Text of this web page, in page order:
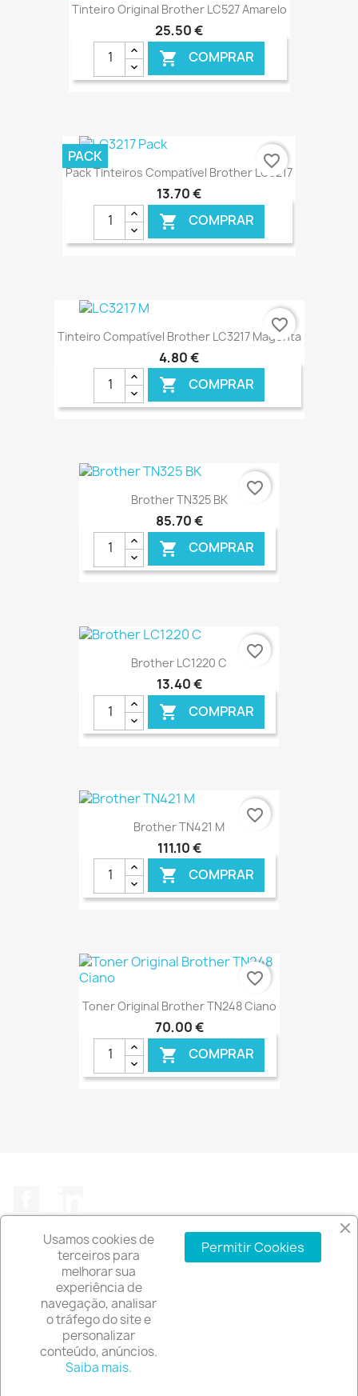
Tinteiro Original Brother LC527 Amarelo
25,50 €
 COMPRAR
Pack Tinteiros Compatível Brother LC3217
13,70 €
 COMPRAR
€ ONLINE
PACK favorite_border
Tinteiro Compatível Brother LC3217 Magenta
4,80 €
 COMPRAR
€ ONLINE
favorite_border
Brother TN325 BK
85,70 €
 COMPRAR
€ ONLINE
favorite_border
Brother LC1220 C
13,40 €
 COMPRAR
€ ONLINE
favorite_border
Brother TN421 M
111,10 €
 COMPRAR
€ ONLINE
favorite_border
Toner Original Brother TN248 Ciano
70,00 €
 COMPRAR
favorite_border
A EMPRESA
INFORMAÇÃO DA LOJA
© 2026 - Software de comércio eletrónico por
Usamos cookies de
terceiros para
melhorar sua
experiência de
navegação, analisar
o tráfego do site e
personalizar
conteúdo, anúncios.
Saiba mais.
Permitir Cookies